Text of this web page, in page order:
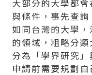
大部分的大學都
與條件，事先查詢
如同台灣的大學
的領域，粗略分
分為「學界研究
申請前需要規劃